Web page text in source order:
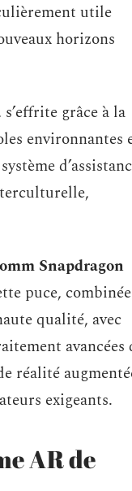
utile
horizons
grâce à la
environnantes
Snapdragon
puce,
qualité, avec
avancées
réalité
exigeants.
AR de